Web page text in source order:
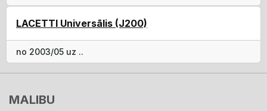
LACETTI Universālis (J200)
no 2003/05 uz ..
MALIBU